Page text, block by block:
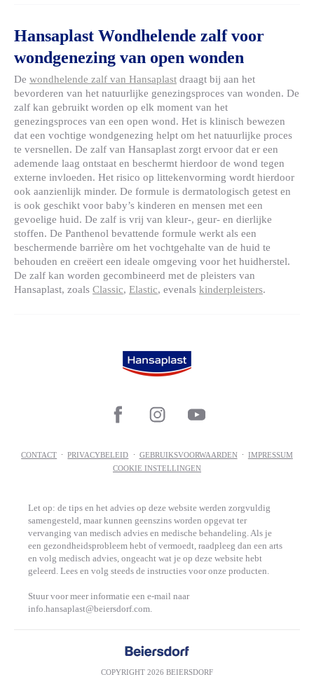
Hansaplast Wondhelende zalf voor
wondgenezing van open wonden
De wondhelende zalf van Hansaplast draagt bij aan het
bevorderen van het natuurlijke genezingsproces van wonden. De
zalf kan gebruikt worden op elk moment van het
genezingsproces van een open wond. Het is klinisch bewezen
dat een vochtige wondgenezing helpt om het natuurlijke proces
te versnellen. De zalf van Hansaplast zorgt ervoor dat er een
ademende laag ontstaat en beschermt hierdoor de wond tegen
externe invloeden. Het risico op littekenvorming wordt hierdoor
ook aanzienlijk minder. De formule is dermatologisch getest en
is ook geschikt voor baby’s kinderen en mensen met een
gevoelige huid. De zalf is vrij van kleur-, geur- en dierlijke
stoffen. De Panthenol bevattende formule werkt als een
beschermende barrière om het vochtgehalte van de huid te
behouden en creëert een ideale omgeving voor het huidherstel.
De zalf kan worden gecombineerd met de pleisters van
Hansaplast, zoals Classic, Elastic, evenals kinderpleisters.
CONTACT PRIVACYBELEID GEBRUIKSVOORWAARDEN
IMPRESSUM
COOKIE INSTELLINGEN
Let op: de tips en het advies op deze website werden zorgvuldig
samengesteld, maar kunnen geenszins worden opgevat ter
vervanging van medisch advies en medische behandeling. Als je
een gezondheidsprobleem hebt of vermoedt, raadpleeg dan een arts
en volg medisch advies, ongeacht wat je op deze website hebt
geleerd. Lees en volg steeds de instructies voor onze producten.
Stuur voor meer informatie een e-mail naar
COPYRIGHT 2026 BEIERSDORF